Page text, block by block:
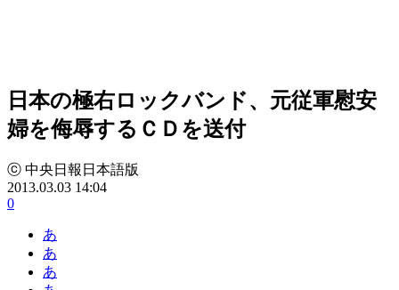
日本の極右ロックバンド、元従軍慰安
婦を侮辱するＣＤを送付
ⓒ 中央日報日本語版
2013.03.03 14:04
0
あ
あ
あ